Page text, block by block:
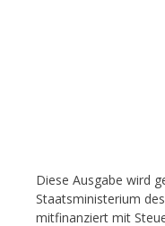
Diese Ausgabe wird
Staatsministerium
mitfinanziert mit